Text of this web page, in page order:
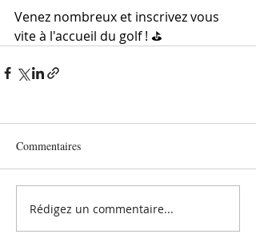
Venez nombreux et inscrivez vous
vite à l'accueil du golf ! ⛳️
Commentaires
Rédigez un commentaire...